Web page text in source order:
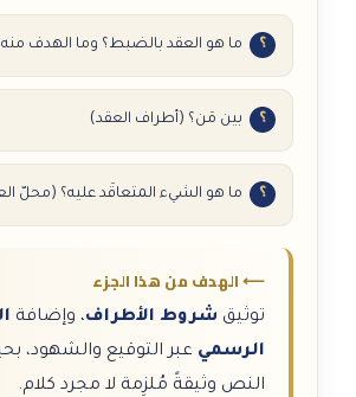
ما هو العقد بالضبط؟ وما الهدف
بين مَن؟ (أطراف العقد)
ما هو الشيء المتعاقَد عليه؟ (محلّ
⟵ الهدف من هذا الجزء
توثيق شروط الأطراف، وإضافة
الرسمي عبر التوقيع والشهود،
النص وثيقةً مُلزِمة لا مجرد كلام.